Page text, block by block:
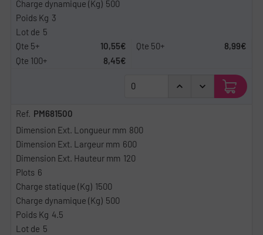
500
3
5
10,55€
8,99€
8,45€
PM681500
800
600
120
6
1500
500
4.5
5